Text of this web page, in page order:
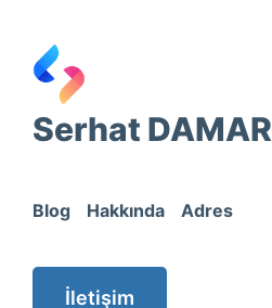
Serhat DAMAR
Blog Hakkında Adres
İletişim